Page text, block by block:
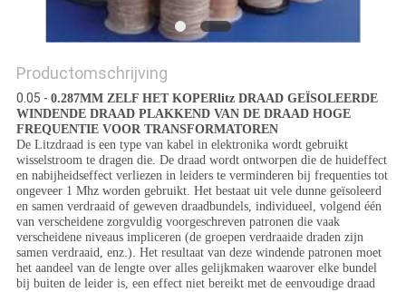
Productomschrijving
0.05 - 0.287MM ZELF HET KOPERlitz DRAAD GEÏSOLEERDE
WINDENDE DRAAD PLAKKEND VAN DE DRAAD HOGE
FREQUENTIE VOOR TRANSFORMATOREN
De Litzdraad is een type van kabel in elektronika wordt gebruikt
wisselstroom te dragen die. De draad wordt ontworpen die de huideffect
en nabijheidseffect verliezen in leiders te verminderen bij frequenties tot
ongeveer 1 Mhz worden gebruikt. Het bestaat uit vele dunne geïsoleerd
en samen verdraaid of geweven draadbundels, individueel, volgend één
van verscheidene zorgvuldig voorgeschreven patronen die vaak
verscheidene niveaus impliceren (de groepen verdraaide draden zijn
samen verdraaid, enz.). Het resultaat van deze windende patronen moet
het aandeel van de lengte over alles gelijkmaken waarover elke bundel
bij buiten de leider is, een effect niet bereikt met de eenvoudige draad